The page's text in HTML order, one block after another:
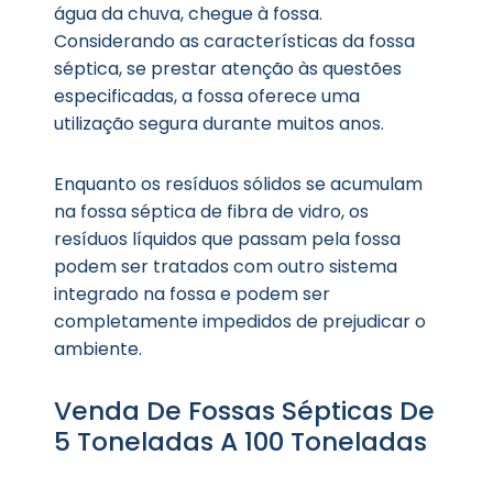
água da chuva, chegue à fossa.
Considerando as características da fossa
séptica, se prestar atenção às questões
especificadas, a fossa oferece uma
utilização segura durante muitos anos.
Enquanto os resíduos sólidos se acumulam
na fossa séptica de fibra de vidro, os
resíduos líquidos que passam pela fossa
podem ser tratados com outro sistema
integrado na fossa e podem ser
completamente impedidos de prejudicar o
ambiente.
Venda De Fossas Sépticas De
5 Toneladas A 100 Toneladas